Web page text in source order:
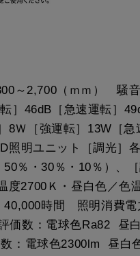
～2,700（ｍｍ） 騒
］46dB［急速運転］
8Ｗ［強運転］13W［急
明ユニット［調光］
50％・30％・10％）、
度2700Ｋ・昼白色／色
40,000時間 照明消費電
価数：電球色Ra82 昼
：電球色2300lm 昼白